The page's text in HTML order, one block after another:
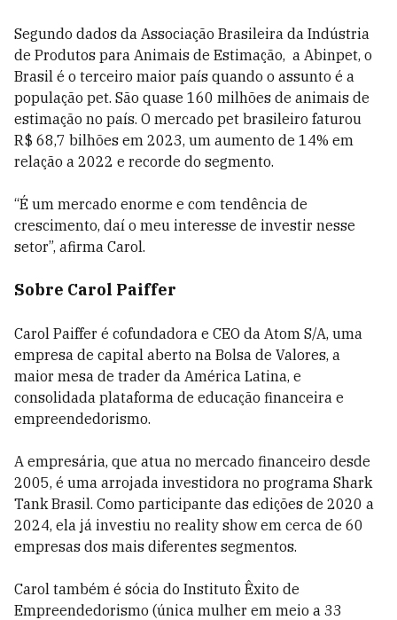
Segundo dados da Associação Brasileira da Indústria
de Produtos para Animais de Estimação, a Abinpet, o
Brasil é o terceiro maior país quando o assunto é a
população pet. São quase 160 milhões de animais de
estimação no país. O mercado pet brasileiro faturou
R$ 68,7 bilhões em 2023, um aumento de 14% em
relação a 2022 e recorde do segmento.
“É um mercado enorme e com tendência de
crescimento, daí o meu interesse de investir nesse
setor”, afirma Carol.
Sobre Carol Paiffer
Carol Paiffer é cofundadora e CEO da Atom S/A, uma
empresa de capital aberto na Bolsa de Valores, a
maior mesa de trader da América Latina, e
consolidada plataforma de educação financeira e
empreendedorismo.
A empresária, que atua no mercado financeiro desde
2005, é uma arrojada investidora no programa Shark
Tank Brasil. Como participante das edições de 2020 a
2024, ela já investiu no reality show em cerca de 60
empresas dos mais diferentes segmentos.
Carol também é sócia do Instituto Êxito de
Empreendedorismo (única mulher em meio a 33